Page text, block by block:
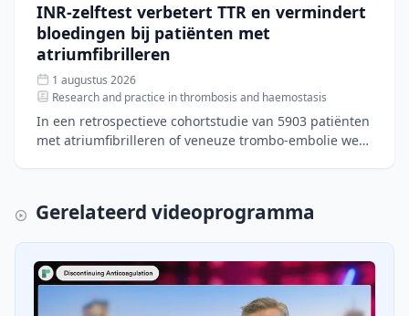
INR-zelftest verbetert TTR en vermindert
bloedingen bij patiënten met
atriumfibrilleren
1 augustus 2026
Research and practice in thrombosis and haemostasis
In een retrospectieve cohortstudie van 5903 patiënten
met atriumfibrilleren of veneuze trombo-embolie werd
Gerelateerd videoprogramma